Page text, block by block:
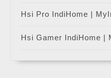
Hsi Pro IndiHome |
Hsi Gamer IndiHome |